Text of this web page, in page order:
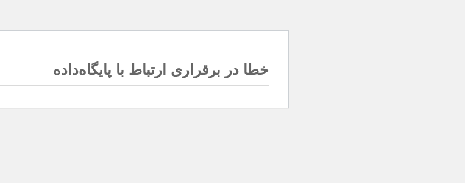
خطا در برقراری ارتباط با پایگاه‌داده